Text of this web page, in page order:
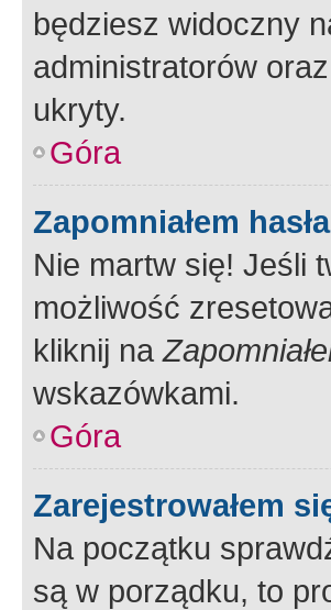
będziesz widoczny
administratorów
ukryty.
Góra
Zapomniałem
Nie martw się! Jeśli
możliwość
kliknij na
wskazówkami.
Góra
Zarejestrowałem
Na początku
są w porządku, to